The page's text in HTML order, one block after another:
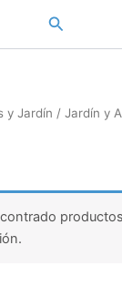
Buscar
y Jardín / Jardín y